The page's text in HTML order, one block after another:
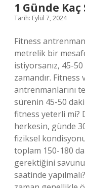
1 Günde
Tarih: Eylül 7, 2024
Fitness
metrelik bir
istiyorsanız, 45-
zamandır.
antrenmanlarını
sürenin 45-50
fitness yeterli mi?
herkesin, günde
fiziksel
toplam 150-180
gerektiğini
saatinde